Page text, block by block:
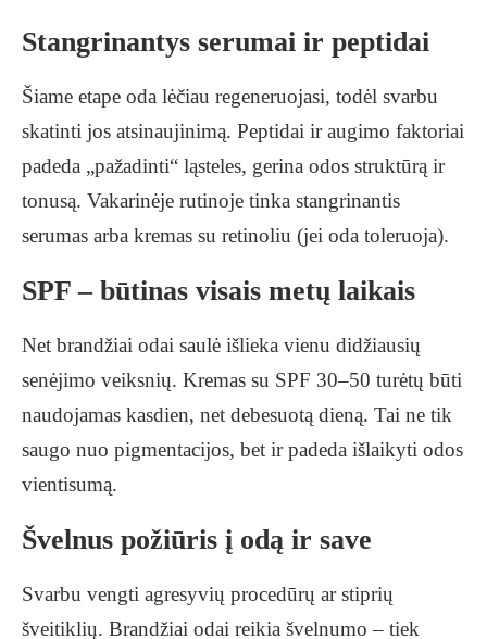
Stangrinantys serumai ir peptidai
Šiame etape oda lėčiau regeneruojasi, todėl svarbu
skatinti jos atsinaujinimą. Peptidai ir augimo faktoriai
padeda „pažadinti“ ląsteles, gerina odos struktūrą ir
tonusą. Vakarinėje rutinoje tinka stangrinantis
serumas arba kremas su retinoliu (jei oda toleruoja).
SPF – būtinas visais metų laikais
Net brandžiai odai saulė išlieka vienu didžiausių
senėjimo veiksnių. Kremas su SPF 30–50 turėtų būti
naudojamas kasdien, net debesuotą dieną. Tai ne tik
saugo nuo pigmentacijos, bet ir padeda išlaikyti odos
vientisumą.
Švelnus požiūris į odą ir save
Svarbu vengti agresyvių procedūrų ar stiprių
šveitiklių. Brandžiai odai reikia švelnumo – tiek